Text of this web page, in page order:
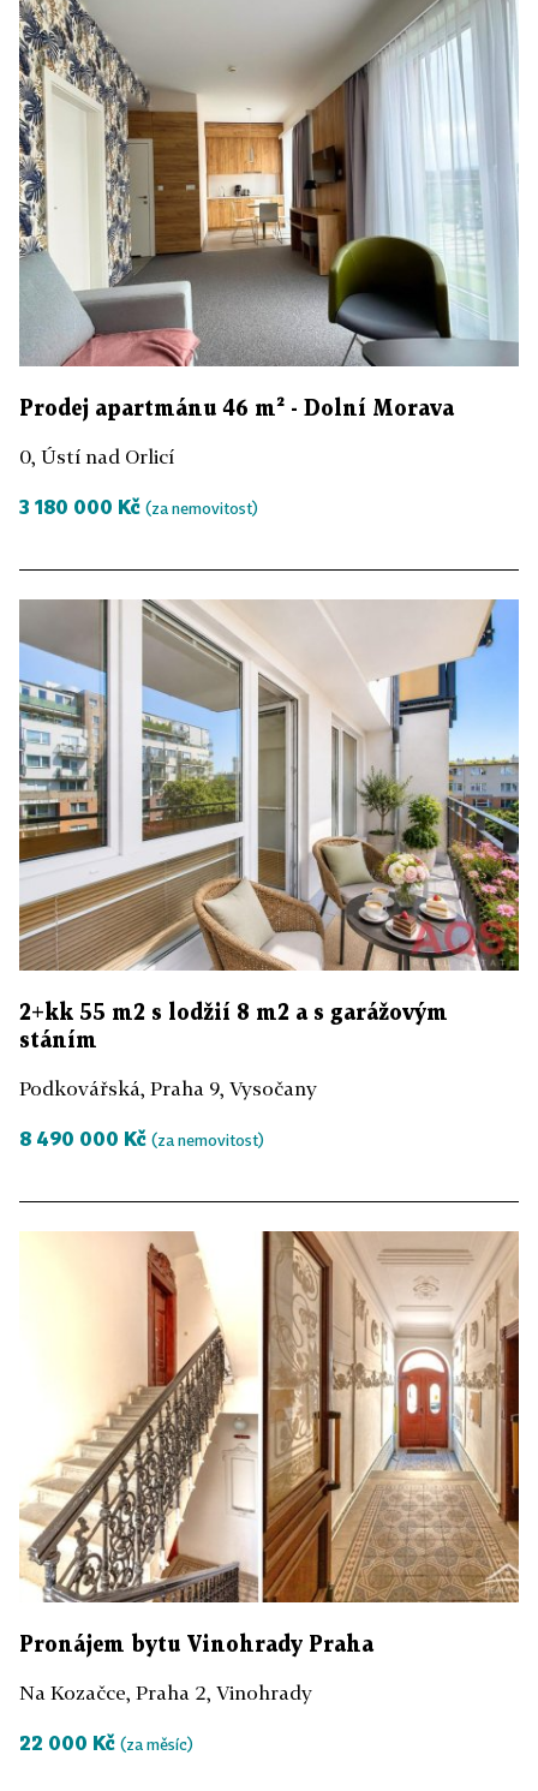
Prodej apartmánu 46 m² - Dolní Morava
0, Ústí nad Orlicí
3 180 000 Kč (za nemovitost)
2+kk 55 m2 s lodžií 8 m2 a s garážovým
stáním
Podkovářská, Praha 9, Vysočany
8 490 000 Kč (za nemovitost)
Pronájem bytu Vinohrady Praha
Na Kozačce, Praha 2, Vinohrady
22 000 Kč (za měsíc)